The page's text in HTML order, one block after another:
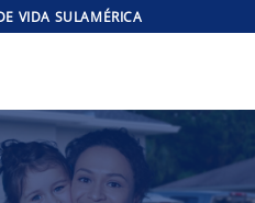
VIDA SULAMÉRICA